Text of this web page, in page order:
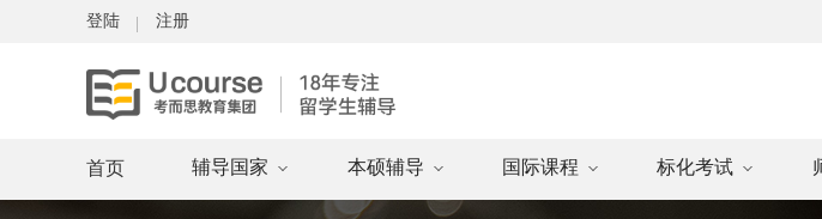
登陆 注册
首页 辅导国家 本硕辅导 国际课程 标化考试